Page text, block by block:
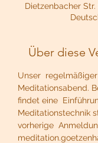
Dietzenbacher Str.
Über diese
Unser
Meditationsabend.
findet eine
Meditationstechnik
vorherige